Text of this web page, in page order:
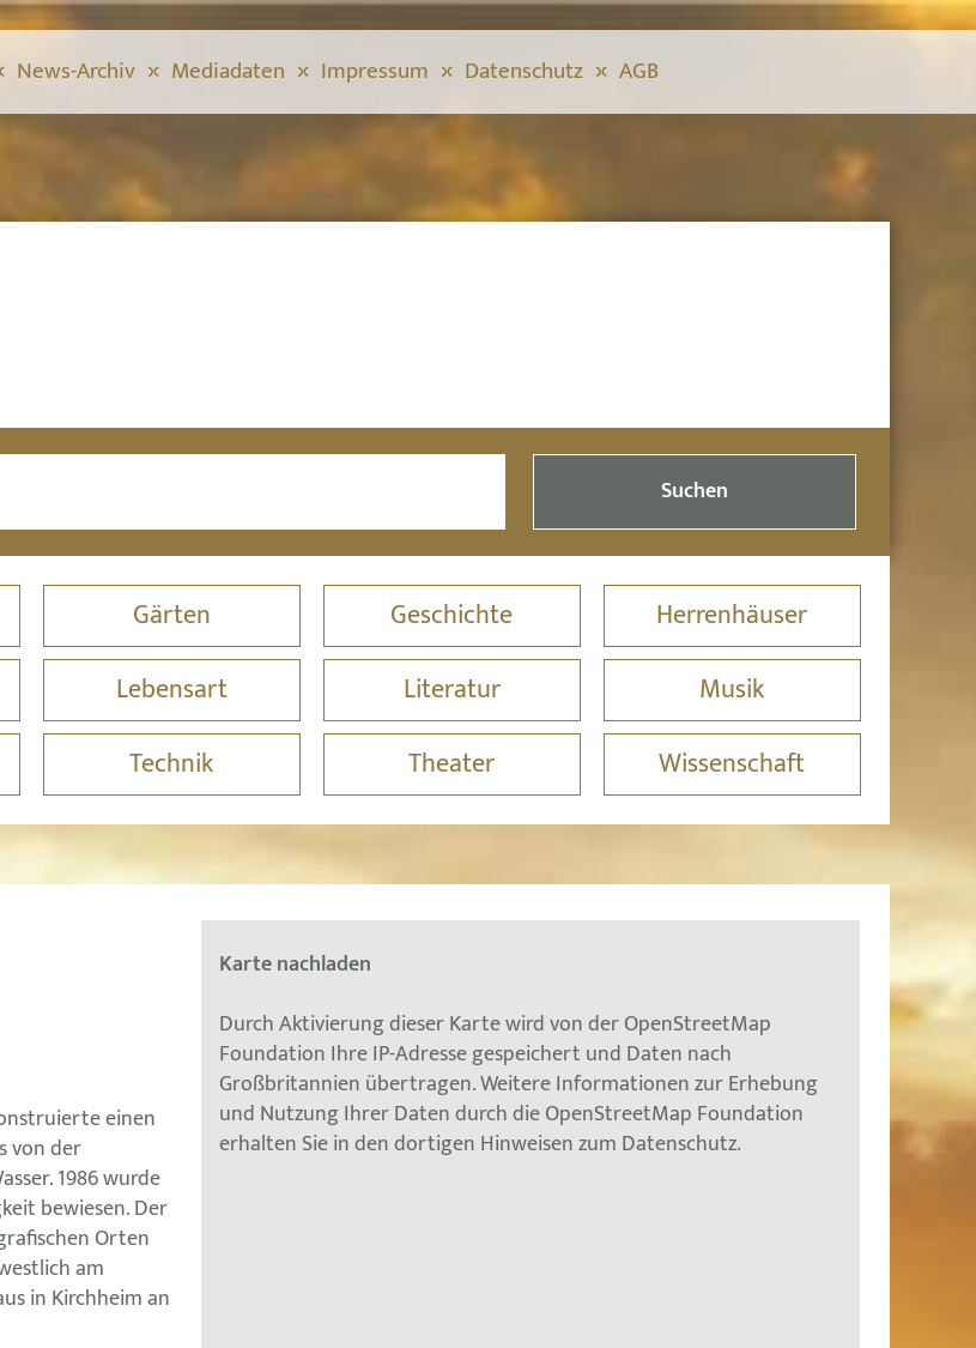
News-Archiv Mediadaten Impressum Datenschutz AGB
Suchen
Gärten Geschichte
Herrenhäuser
Lebensart Literatur
Musik
Technik Theater Wissenschaft
einen
von der
1986 wurde
bewiesen. Der
Orten
am
in Kirchheim an
Karte nachladen
Durch Aktivierung dieser Karte wird von der OpenStreetMap
Foundation Ihre IP-Adresse gespeichert und Daten nach
Großbritannien übertragen. Weitere Informationen zur Erhebung
und Nutzung Ihrer Daten durch die OpenStreetMap Foundation
erhalten Sie in den dortigen Hinweisen zum Datenschutz.